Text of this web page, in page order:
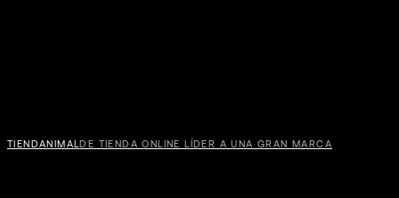
TIENDANIMALDE TIENDA ONLINE LÍDER A UNA GRAN MARCA